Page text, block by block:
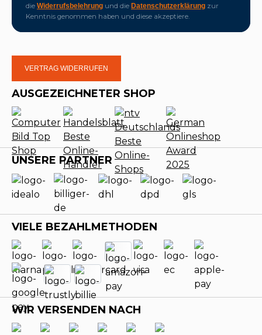
die Widerrufsbelehrung und die Datenschutzerklärung zur
Kenntnis genommen haben und diese akzeptiere.
VERTRAG WIDERRUFEN
AUSGEZEICHNETER SHOP
UNSERE PARTNER
VIELE BEZAHLMETHODEN
WIR VERSENDEN NACH